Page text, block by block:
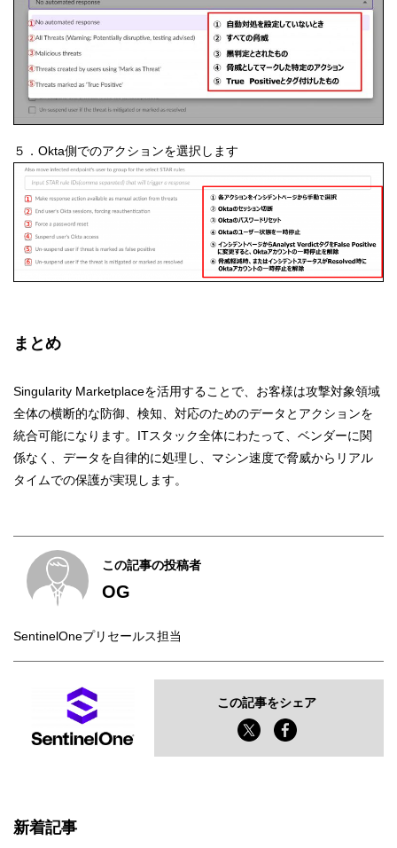
５．Okta側でのアクションを選択します
まとめ
Singularity Marketplaceを活用することで、お客様は攻撃対象領域
全体の横断的な防御、検知、対応のためのデータとアクションを
統合可能になります。ITスタック全体にわたって、ベンダーに関
係なく、データを自律的に処理し、マシン速度で脅威からリアル
タイムでの保護が実現します。
この記事の投稿者
OG
SentinelOneプリセールス担当
この記事をシェア
新着記事